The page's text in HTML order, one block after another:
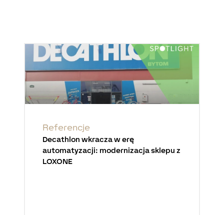
Referencje
Decathlon wkracza w erę
automatyzacji: modernizacja sklepu z
LOXONE